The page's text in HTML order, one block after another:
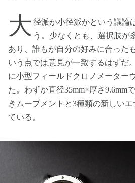
大 径派か小径派かという議論
う。少なくとも、選択肢が
あり、誰もが自分の好みに合った
いう点では意見が一致するはずだ
に小型フィールドクロノメーター
た。わずか直径35mm×厚さ9.6mm
きムーブメントと3種類の新しい
ている。